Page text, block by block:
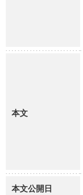
本文
本文公開日